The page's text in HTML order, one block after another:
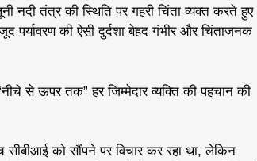
नदी तंत्र की स्थिति पर गहरी चिंता व्यक्त करते हुए
पर्यावरण की ऐसी दुर्दशा बेहद गंभीर और चिंताजनक
से ऊपर तक” हर जिम्मेदार व्यक्ति की पहचान की
को सौंपने पर विचार कर रहा था, लेकिन